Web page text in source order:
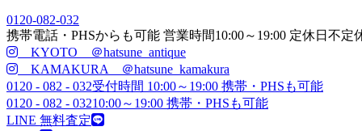
0120-082-032
携帯電話・PHSからも可能 営業時間10:00～ 19:00 定休日 不定
KYOTO ＠hatsune_antique
KAMAKURA ＠hatsune_kamakura
0120 - 082 - 032受付時間 10:00～19:00 携帯・PHSも可能
0120 - 082 - 03210:00～19:00 携帯・PHSも可能
LINE 無料査定